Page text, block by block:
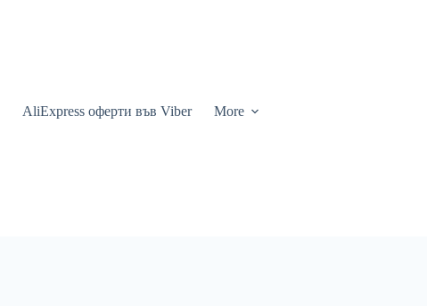
AliExpress оферти във Viber More